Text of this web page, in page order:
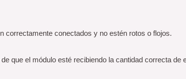
correctamente conectados y no estén rotos o flojos.
que el módulo esté recibiendo la cantidad correcta de